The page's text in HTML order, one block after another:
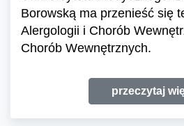
Borowską ma przenieść się
Alergologii i Chorób
Chorób Wewnętrznych.
przeczytaj